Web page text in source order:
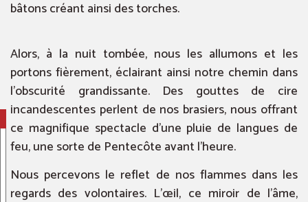
bâtons créant ainsi des torches.
Alors, à la nuit tombée, nous les allumons et les
portons fièrement, éclairant ainsi notre chemin dans
l’obscurité grandissante. Des gouttes de cire
incandescentes perlent de nos brasiers, nous offrant
ce magnifique spectacle d’une pluie de langues de
feu, une sorte de Pentecôte avant l’heure.
Nous percevons le reflet de nos flammes dans les
regards des volontaires. L’œil, ce miroir de l’âme,